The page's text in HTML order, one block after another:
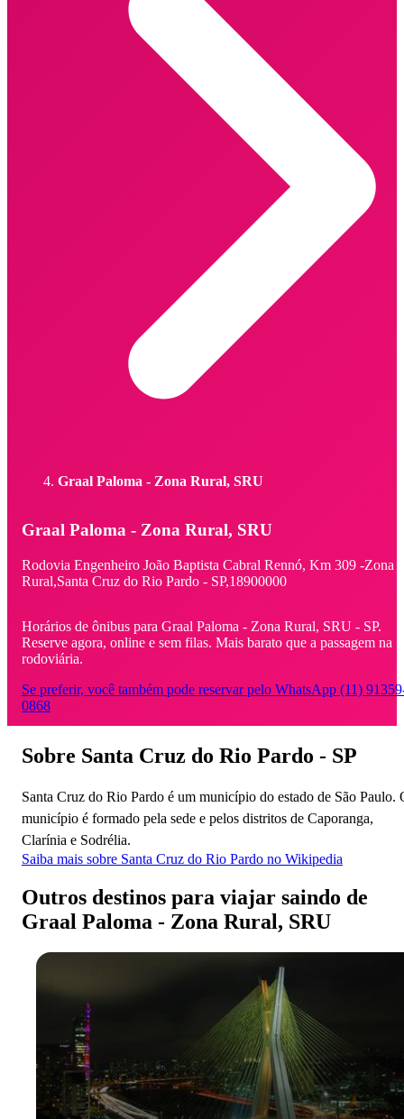
Graal Paloma - Zona Rural, SRU
Graal Paloma - Zona Rural, SRU
Rodovia Engenheiro João Baptista Cabral Rennó, Km 309 -Zona
Rural,Santa Cruz do Rio Pardo - SP,18900000
Horários de ônibus para Graal Paloma - Zona Rural, SRU - SP.
Reserve agora, online e sem filas. Mais barato que a passagem na
rodoviária.
Se preferir, você também pode reservar pelo WhatsApp (11)
0868
Sobre Santa Cruz do Rio Pardo - SP
Santa Cruz do Rio Pardo é um município do estado de São Paulo.
município é formado pela sede e pelos distritos de Caporanga,
Clarínia e Sodrélia.
Saiba mais sobre Santa Cruz do Rio Pardo no Wikipedia
Outros destinos para viajar saindo de
Graal Paloma - Zona Rural, SRU